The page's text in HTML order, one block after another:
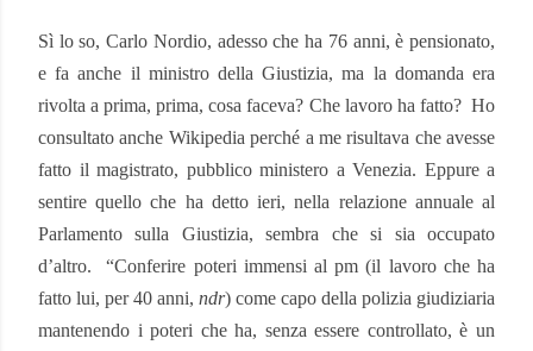
Sì lo so, Carlo Nordio, adesso che ha 76 anni, è pensionato,
e fa anche il ministro della Giustizia, ma la domanda era
rivolta a prima, prima, cosa faceva? Che lavoro ha fatto? Ho
consultato anche Wikipedia perché a me risultava che avesse
fatto il magistrato, pubblico ministero a Venezia. Eppure a
sentire quello che ha detto ieri, nella relazione annuale al
Parlamento sulla Giustizia, sembra che si sia occupato
d’altro.
“Conferire poteri immensi al pm (il lavoro che ha
fatto lui, per 40 anni, ndr) come capo della polizia giudiziaria
mantenendo i poteri che ha, senza essere controllato, è un